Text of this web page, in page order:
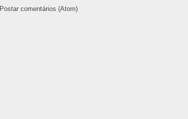
Postar comentários (Atom)